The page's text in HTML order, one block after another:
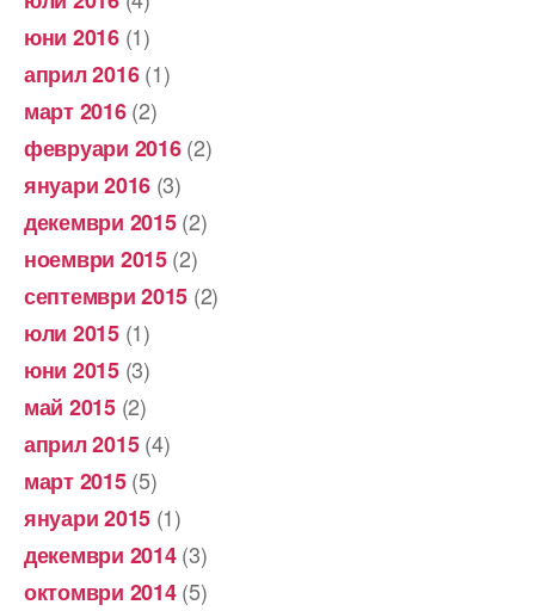
юни 2016(1)
април 2016(1)
март 2016(2)
февруари 2016(2)
януари 2016 (3)
декември 2015(2)
ноември 2015(2)
септември 2015 (2)
юли 2015(1)
юни 2015(3)
май 2015(2)
април 2015(4)
март 2015(5)
януари 2015 (1)
декември 2014(3)
октомври 2014(5)